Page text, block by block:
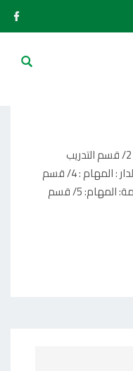
1/ قسم الروابط والجمعيات : المهام : 2/ قسم التدريب
والتشغيل : المهام : 3/ قسم شؤون الدار : المهام : 4/ قسم
الاحصاء والمعلومات والعلاقات العامة: المهام: 5/ قسم